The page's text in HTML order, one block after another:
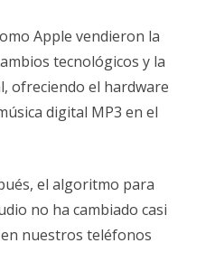
Apple vendieron la
tecnológicos y la
ofreciendo el hardware
digital MP3 en el
el algoritmo para
no ha cambiado casi
nuestros teléfonos